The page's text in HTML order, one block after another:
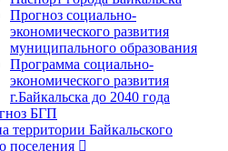
Прогноз социально-
экономического развития
муниципального образования
Программа социально-
экономического развития
г.Байкальска до 2040 года
БГП
территории Байкальского
поселения